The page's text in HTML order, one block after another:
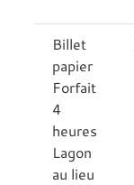
Billet
papier
Forfait
4
heures
Lagon
au lieu